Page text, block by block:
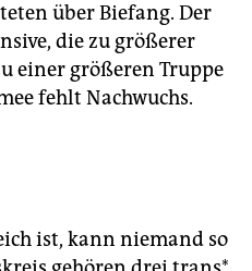
über Biefang. Der
die zu größerer
einer größeren Truppe
fehlt Nachwuchs.
ist, kann niemand so